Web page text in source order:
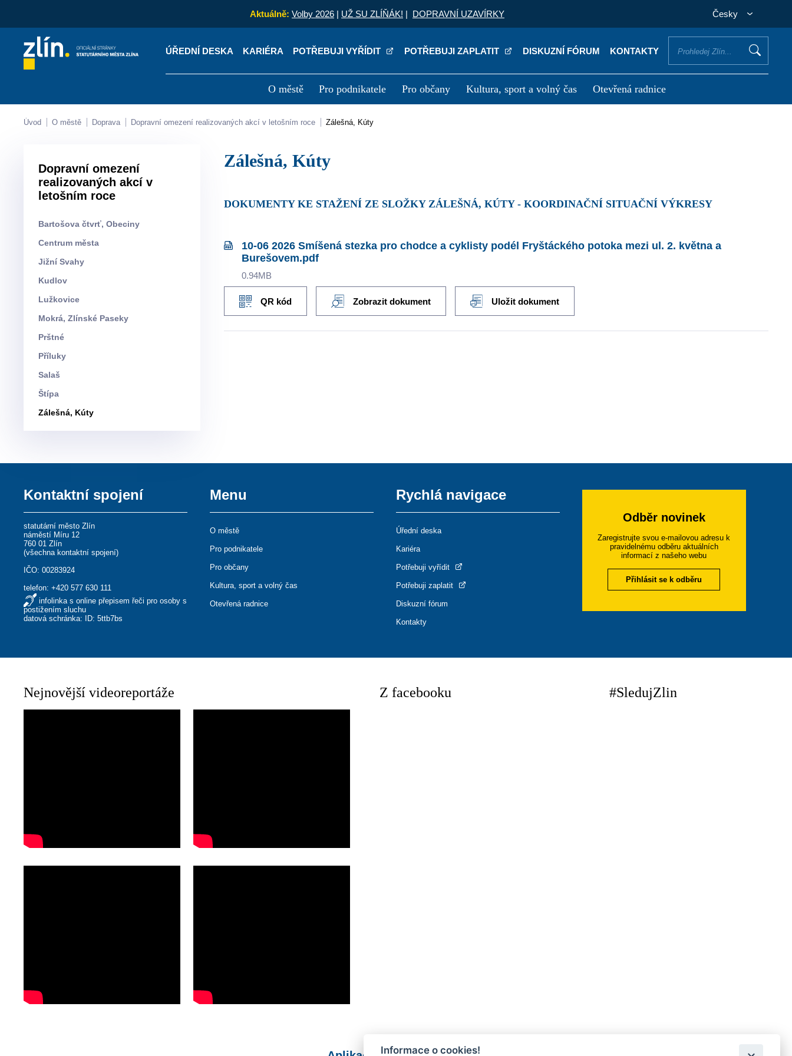
Aktuálně: Volby 2026 | UŽ SU ZLÍŇÁK! | DOPRAVNÍ UZAVÍRKY Česky
ÚŘEDNÍ DESKA KARIÉRA POTŘEBUJI VYŘÍDIT POTŘEBUJI ZAPLATIT DISKUZNÍ FÓRUM KONTAKTY
O městě Pro podnikatele Pro občany Kultura, sport a volný čas Otevřená radnice
Kontakty Úřední deska
Úvod O městě Doprava Dopravní omezení realizovaných akcí v letošním roce Zálešná, Kúty
Dopravní omezení
realizovaných akcí v
letošním roce
Bartošova čtvrť, Obeciny
Centrum města
Jižní Svahy
Kudlov
Lužkovice
Mokrá, Zlínské Paseky
Prštné
Příluky
Salaš
Štípa
Zálešná, Kúty
Zálešná, Kúty
DOKUMENTY KE STAŽENÍ ZE SLOŽKY ZÁLEŠNÁ, KÚTY - KOORDINAČNÍ SITUAČNÍ VÝKRESY
10-06 2026 Smíšená stezka pro chodce a cyklisty podél Fryštáckého potoka mezi ul. 2. května a
Burešovem.pdf
0.94MB
QR kód Zobrazit dokument Uložit dokument
Kontaktní spojení
statutární město Zlín
náměstí Míru 12
760 01 Zlín
(všechna kontaktní spojení)
IČO: 00283924
telefon:+420 577 630 111
infolinka s online přepisem řeči pro osoby s
postižením sluchu
datová schránka: ID: 5ttb7bs
Menu
O městě
Pro podnikatele
Pro občany
Kultura, sport a volný čas
Otevřená radnice
Rychlá navigace
Úřední deska
Kariéra
Potřebuji vyřídit
Potřebuji zaplatit
Diskuzní fórum
Kontakty
Odběr novinek
Zaregistrujte svou e-mailovou adresu k
pravidelnému odběru aktuálních
informací z našeho webu
Přihlásit se k odběru
Nejnovější videoreportáže Z facebooku #SledujZlin
Informace o cookies!